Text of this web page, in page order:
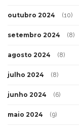
outubro 2024 (10)
setembro 2024 (8)
agosto 2024 (8)
julho 2024 (8)
junho 2024 (6)
maio 2024 (9)